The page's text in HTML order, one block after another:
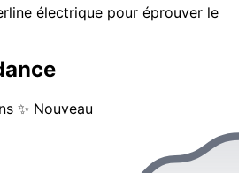
électrique pour éprouver le
✨ Nouveau